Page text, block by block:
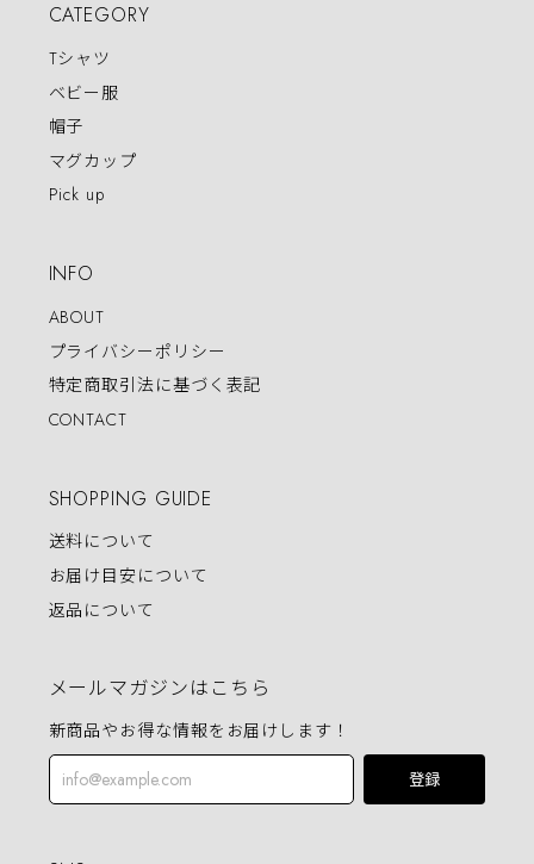
CATEGORY
Tシャツ
ベビー服
帽子
マグカップ
Pick up
INFO
ABOUT
プライバシーポリシー
特定商取引法に基づく表記
CONTACT
SHOPPING GUIDE
送料について
お届け目安について
返品について
メールマガジンはこちら
新商品やお得な情報をお届けします！
登録